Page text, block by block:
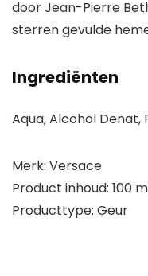
door Jean-Pierre
sterren gevulde
Ingrediënten
Aqua, Alcohol Denat,
Merk: Versace
Product inhoud: 100
Producttype: Geur